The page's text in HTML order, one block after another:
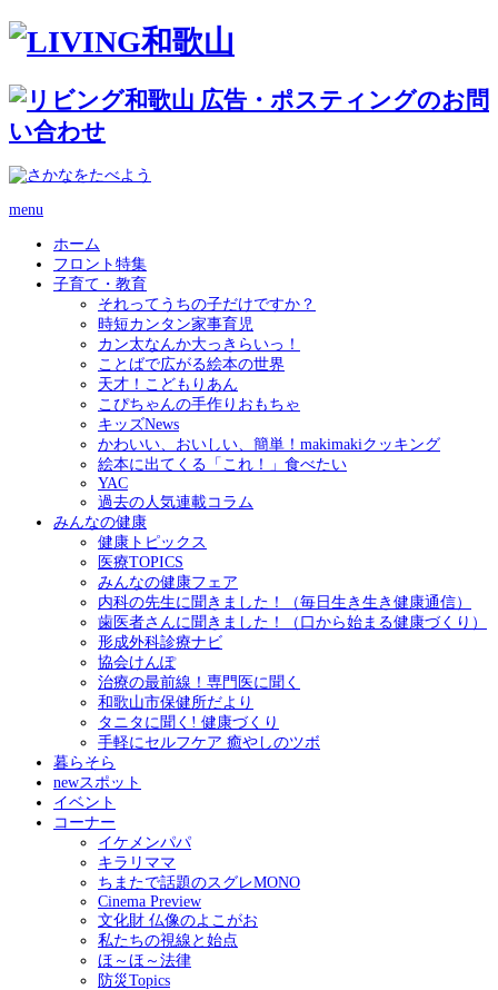
menu
ホーム
フロント特集
子育て・教育
それってうちの子だけですか？
時短カンタン家事育児
カン太なんか大っきらいっ！
ことばで広がる絵本の世界
天才！こどもりあん
こぴちゃんの手作りおもちゃ
キッズNews
かわいい、おいしい、簡単！makimakiクッキング
絵本に出てくる「これ！」食べたい
YAC
過去の人気連載コラム
みんなの健康
健康トピックス
医療TOPICS
みんなの健康フェア
内科の先生に聞きました！（毎日生き生き健康通信）
歯医者さんに聞きました！（口から始まる健康づくり）
形成外科診療ナビ
協会けんぽ
治療の最前線！専門医に聞く
和歌山市保健所だより
タニタに聞く! 健康づくり
手軽にセルフケア 癒やしのツボ
暮らそら
newスポット
イベント
コーナー
イケメンパパ
キラリママ
ちまたで話題のスグレMONO
Cinema Preview
文化財 仏像のよこがお
私たちの視線と始点
ほ～ほ～法律
防災Topics